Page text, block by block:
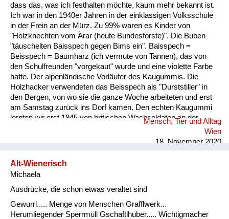
dass das, was ich festhalten möchte, kaum mehr bekannt ist.
Ich war in den 1940er Jahren in der einklassigen Volksschule
in der Frein an der Mürz. Zu 99% waren es Kinder von
"Holzknechten vom Ärar (heute Bundesforste)". Die Buben
"täuschelten Baisspech gegen Bims ein". Baisspech =
Beisspech = Baumharz (ich vermute von Tannen), das von
den Schulfreunden "vorgekaut" wurde und eine violette Farbe
hatte. Der alpenländische Vorläufer des Kaugummis. Die
Holzhacker verwendeten das Beisspech als "Durststiller" in
den Bergen, von wo sie die ganze Woche arbeiteten und erst
am Samstag zurück ins Dorf kamen. Den echten Kaugummi
lernten wir erst 1945 von britischen Wachsoldaten an der
Grenze derBritischen Besatzungszone ihren Dienst versahen,
kennen. Hin und wieder bekamen wir von ihnen solchen
Lahnsattel. ...
Mensch, Tier und Alltag
Wien
18. November 2020
Alt-Wienerisch
Michaela
Ausdrücke, die schon etwas veraltet sind
Gewurrl..... Menge von Menschen Grafflwerk...
Herumliegender Sperrmüll Gschaftlhuber..... Wichtigmacher